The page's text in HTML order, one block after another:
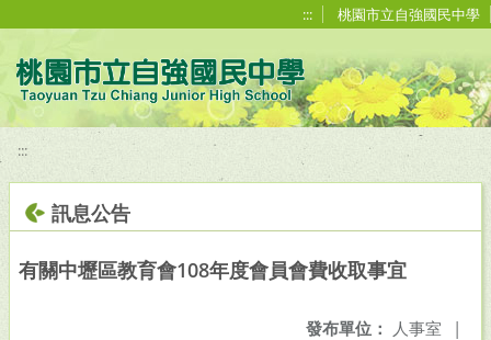
::: 桃園市立自強國民中學
:::
訊息公告
有關中壢區教育會108年度會員會費收取事宜
發布單位： 人事室 |